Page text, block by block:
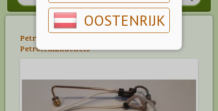
OOSTENRIJK
Petroleumkachels
Petroleumkachels